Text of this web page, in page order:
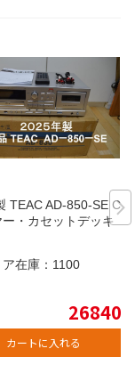
TEAC AD-850-SE CD
ー・カセットデッキ
在庫： 1100
26840
カートに入れる